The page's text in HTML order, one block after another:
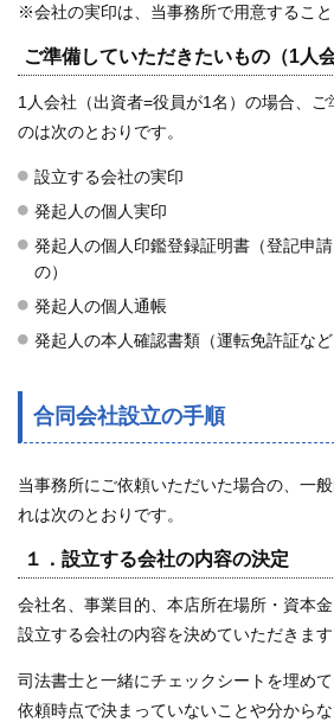
※会社の実印は、当事務所で用意すること
ご準備していただきたいもの（1人
1人会社（出資者=役員が1名）の場合、
のは次のとおりです。
設立する会社の実印
発起人の個人実印
発起人の個人印鑑登録証明書（登記申
の）
発起人の個人通帳
発起人の本人確認書類（運転免許証など
合同会社設立の手順
当事務所にご依頼いただいた場合の、一
れは次のとおりです。
１．設立する会社の内容の決定
会社名、事業目的、本店所在場所・資本金
設立する会社の内容を決めていただきます
司法書士と一緒にチェックシートを埋め
依頼時点で決まっていないことや分から